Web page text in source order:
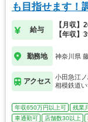
も目指せます！
給与
【月収】
【年収
勤務地 神奈川県
アクセス
小田急江
相模鉄道
年収650万円以上可 残業
車通勤可
店舗数30以上